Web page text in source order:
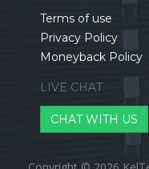
Terms of use
Privacy Policy
Moneyback Policy
LIVE CHAT
CHAT WITH US